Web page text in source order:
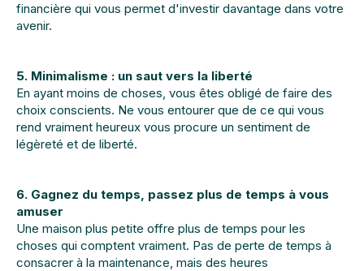
financière qui vous permet d'investir davantage dans votre
avenir.
5. Minimalisme : un saut vers la liberté
En ayant moins de choses, vous êtes obligé de faire des
choix conscients. Ne vous entourer que de ce qui vous
rend vraiment heureux vous procure un sentiment de
légèreté et de liberté.
6. Gagnez du temps, passez plus de temps à vous
amuser
Une maison plus petite offre plus de temps pour les
choses qui comptent vraiment. Pas de perte de temps à
consacrer à la maintenance, mais des heures